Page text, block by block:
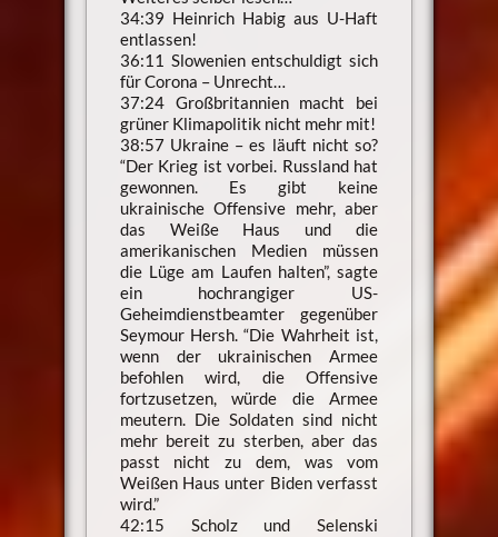
34:39 Heinrich Habig aus U-Haft
entlassen!
36:11 Slowenien entschuldigt sich
für Corona – Unrecht…
37:24 Großbritannien macht bei
grüner Klimapolitik nicht mehr mit!
38:57 Ukraine – es läuft nicht so?
“Der Krieg ist vorbei. Russland hat
gewonnen. Es gibt keine
ukrainische Offensive mehr, aber
das Weiße Haus und die
amerikanischen Medien müssen
die Lüge am Laufen halten”, sagte
ein hochrangiger US-
Geheimdienstbeamter gegenüber
Seymour Hersh. “Die Wahrheit ist,
wenn der ukrainischen Armee
befohlen wird, die Offensive
fortzusetzen, würde die Armee
meutern. Die Soldaten sind nicht
mehr bereit zu sterben, aber das
passt nicht zu dem, was vom
Weißen Haus unter Biden verfasst
wird.”
42:15 Scholz und Selenski